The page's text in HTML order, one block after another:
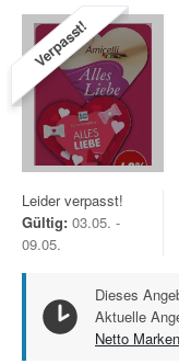
Verpasst!
Leider verpasst!
Gültig: 03.05. -
09.05.
Dieses
Aktuelle
Netto